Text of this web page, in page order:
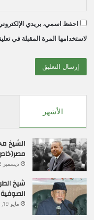
احفظ اسمي، بريدي
لاستخدامها المرة المقبلة في
الأشهر
الشيخ
ديسمبر 12, 2020
شيخ
الصوفية
مايو 19, 2026